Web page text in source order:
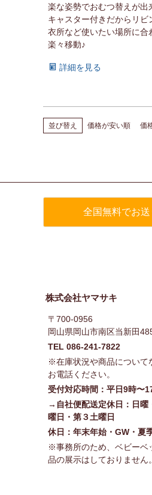
楽な姿勢でおむつ替えが出
キャスター付きだからリビ
衣所など使いたい場所に合
楽々移動♪
詳細を見る
並び替え 価格が安い順 価
全国無料でお
株式会社ヤマサキ
〒700-0956
岡山県岡山市南区当新田
TEL 086-241-7822
※在庫状況や商品について
お電話ください。
受付対応時間：平日9時〜
→自社便配送定休日：日曜
曜日・第３土曜日
休日：年末年始・GW・夏
※事務所のため、ベビーベ
品の展示はしておりません。